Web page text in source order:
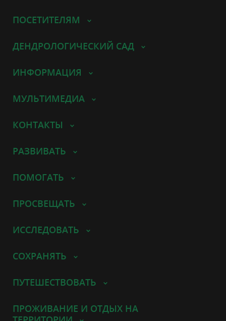
ПОСЕТИТЕЛЯМ
ДЕНДРОЛОГИЧЕСКИЙ САД
ИНФОРМАЦИЯ
МУЛЬТИМЕДИА
КОНТАКТЫ
РАЗВИВАТЬ
ПОМОГАТЬ
ПРОСВЕЩАТЬ
ИССЛЕДОВАТЬ
СОХРАНЯТЬ
ПУТЕШЕСТВОВАТЬ
ПРОЖИВАНИЕ И ОТДЫХ НА